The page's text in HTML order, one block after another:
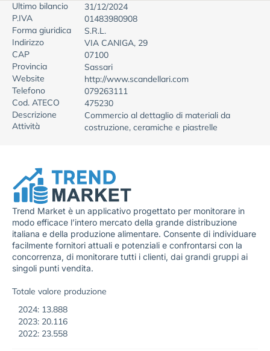
Ultimo bilancio
31/12/2024
P.IVA
01483980908
Forma giuridica
S.R.L.
Indirizzo
VIA CANIGA, 29
CAP
07100
Provincia
Sassari
Website
http://www.scandellari.com
Telefono
079263111
Cod. ATECO
475230
Descrizione
Attività
Commercio al dettaglio di materiali da
costruzione, ceramiche e piastrelle
Trend Market è un applicativo progettato per monitorare in
modo efficace l’intero mercato della grande distribuzione
italiana e della produzione alimentare. Consente di individuare
facilmente fornitori attuali e potenziali e confrontarsi con la
concorrenza, di monitorare tutti i clienti, dai grandi gruppi ai
singoli punti vendita.
Totale valore produzione
2024: 13.888
2023: 20.116
2022: 23.558